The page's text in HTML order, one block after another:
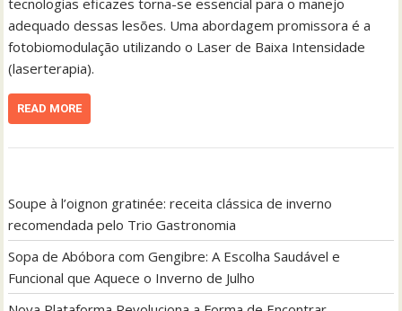
tecnologias eficazes torna-se essencial para o manejo
adequado dessas lesões. Uma abordagem promissora é a
fotobiomodulação utilizando o Laser de Baixa Intensidade
(laserterapia).
READ MORE
Soupe à l’oignon gratinée: receita clássica de inverno
recomendada pelo Trio Gastronomia
Sopa de Abóbora com Gengibre: A Escolha Saudável e
Funcional que Aquece o Inverno de Julho